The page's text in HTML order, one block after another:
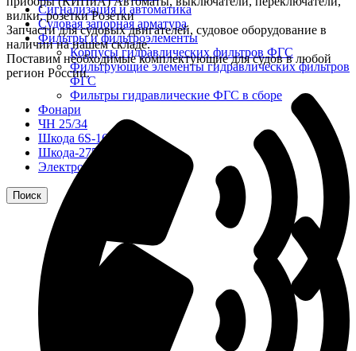
Сигнализация и автоматика
Судовая запорная арматура
Фильтры и фильтроэлементы
Корпусы гидравлических фильтров ФГС
Фильтрующие элементы гидравлических фильтров
ФГС
Фильтры гидравлические ФГС в сборе
Фонари
ЧН 25/34
Шкода 6S-160
Шкода-275
Электродвигатели
Поиск
вилки, розетки Розетки
Запчасти для судовых двигателей, судовое оборудование в
наличии на нашем складе.
Поставим необходимые комплектующие для судов в любой
регион России.